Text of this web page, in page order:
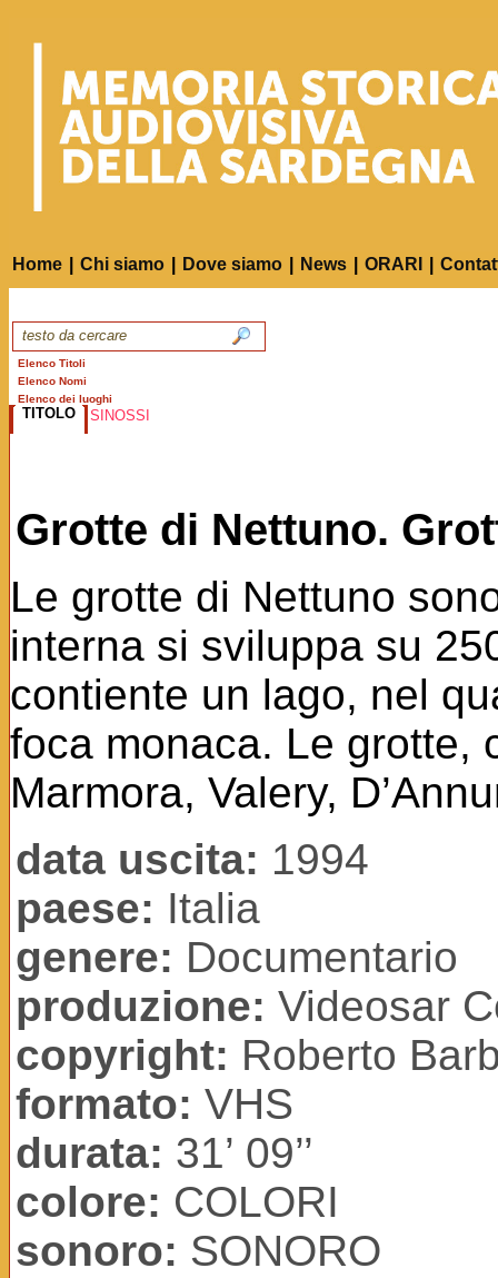
Home Chi siamo Dove siamo News ORARI
Elenco Titoli
Elenco Nomi
Elenco dei luoghi
TITOLO SINOSSI
Grotte di Nettuno.
Le grotte di Nettuno
interna si sviluppa su
contiente un lago, nel
foca monaca. Le grotte,
Marmora, Valery,
data uscita: 1994
paese: Italia
genere: Documentario
produzione: Videosar
copyright: Roberto
formato: VHS
durata: 31’ 09’’
colore: COLORI
sonoro: SONORO